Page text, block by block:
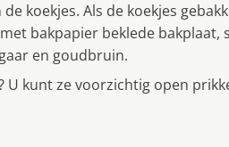
koekjes. Als de koekjes
bakpapier beklede bakplaat,
en goudbruin.
U kunt ze voorzichtig open